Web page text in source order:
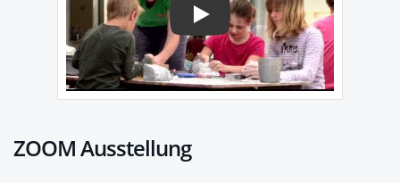
Play
ZOOM Ausstellung